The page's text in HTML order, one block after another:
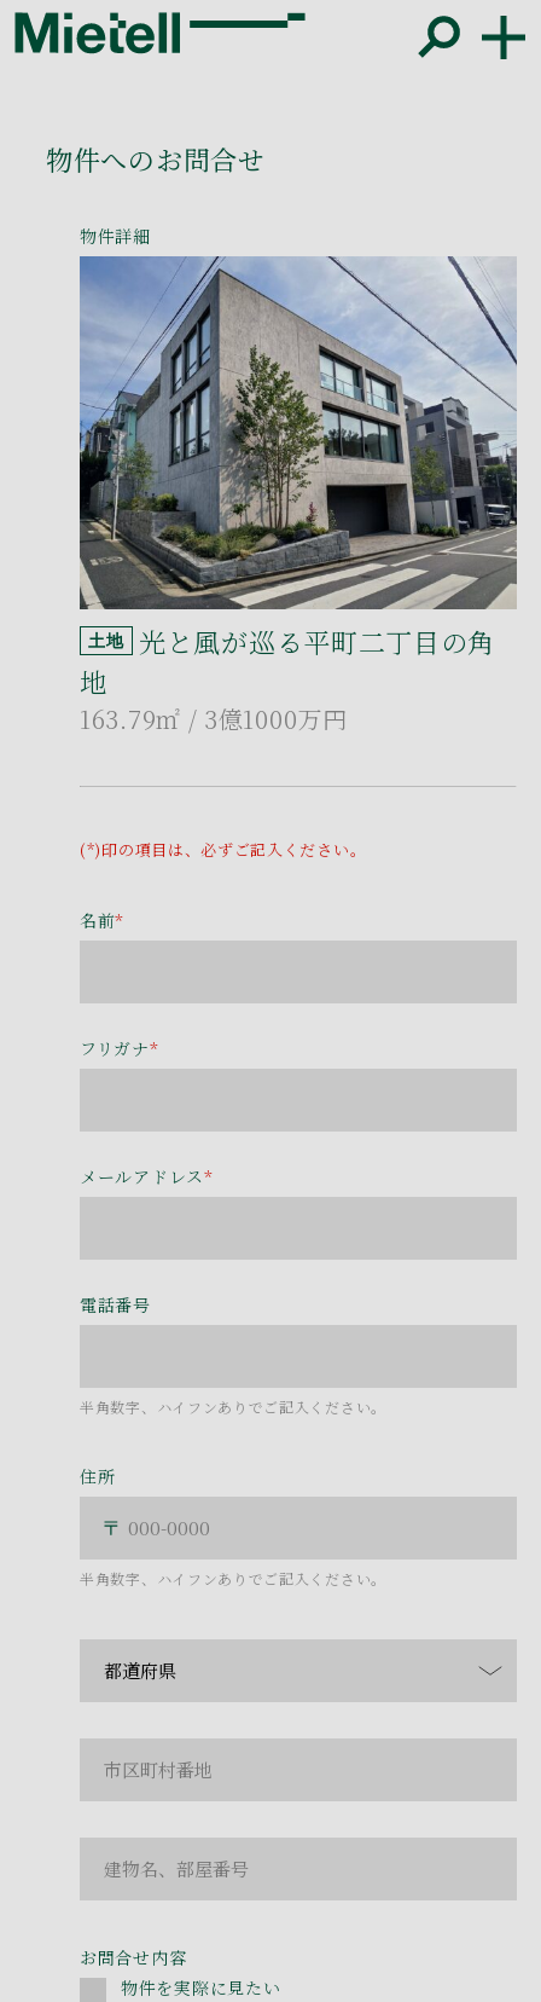
物件へのお問合せ
物件詳細
土地
光と風が巡る平町二丁目の角
地
163.79㎡ / 3億1000万円
(*)印の項目は、必ずご記入ください。
名前*
フリガナ*
メールアドレス*
電話番号
半角数字、ハイフンありでご記入ください。
住所
半角数字、ハイフンありでご記入ください。
お問合せ内容
物件を実際に見たい